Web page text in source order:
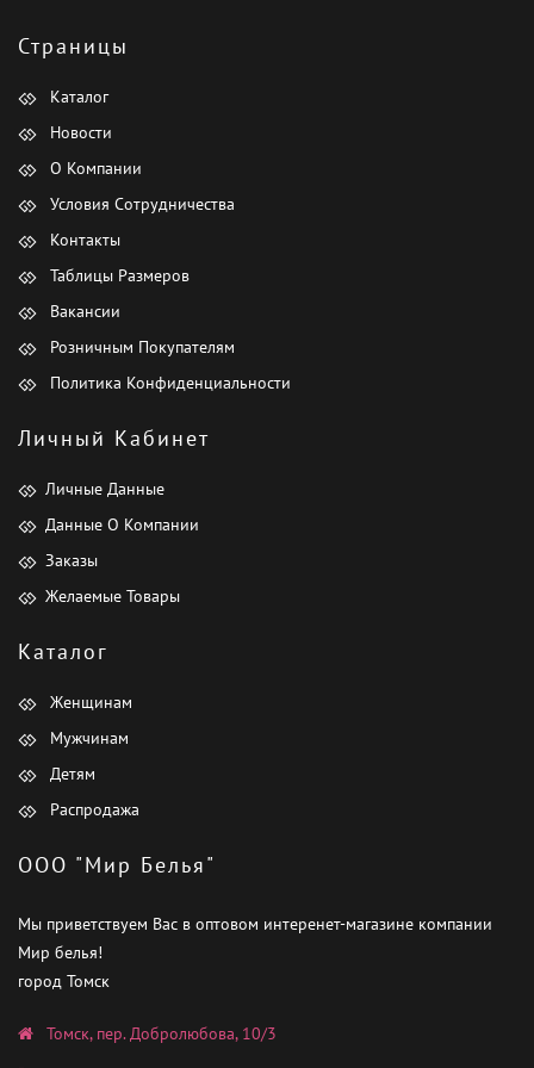
Страницы
Каталог
Новости
О Компании
Условия Сотрудничества
Контакты
Таблицы Размеров
Вакансии
Розничным Покупателям
Политика Конфиденциальности
Личный Кабинет
Личные Данные
Данные О Компании
Заказы
Желаемые Товары
Каталог
Женщинам
Мужчинам
Детям
Распродажа
ООО "Мир Белья"
Мы приветствуем Вас в оптовом интеренет-магазине компании
Мир белья!
город Томск
Томск, пер. Добролюбова, 10/3